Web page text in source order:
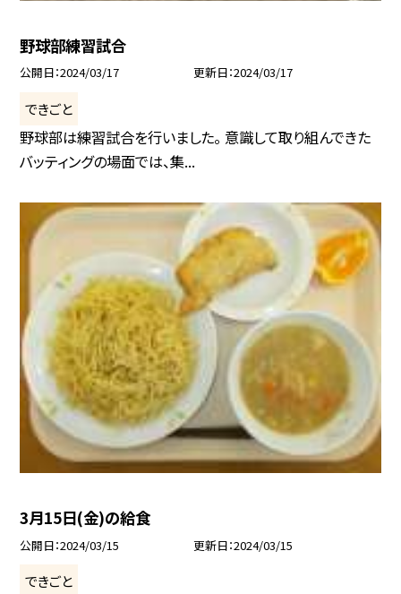
野球部練習試合
公開日 2024/03/17 更新日 2024/03/17
できごと
野球部は練習試合を行いました。 意識して取り組んできた
バッティングの場面では、集...
3月15日(金)の給食
公開日 2024/03/15 更新日 2024/03/15
できごと